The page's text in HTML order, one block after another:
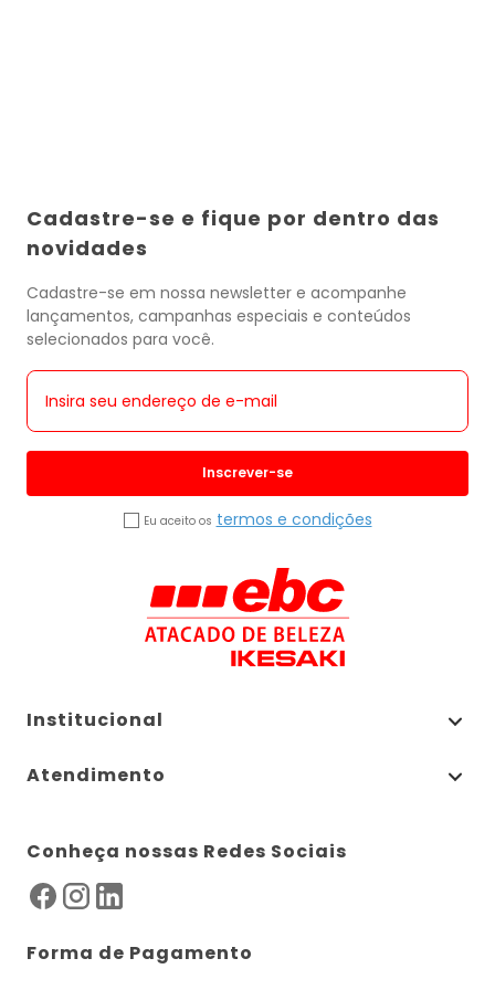
Cadastre-se e fique por dentro das
novidades
Cadastre-se em nossa newsletter e acompanhe
lançamentos, campanhas especiais e conteúdos
selecionados para você.
Inscrever-se
Eu aceito os termos e condições
Institucional
Atendimento
Conheça nossas Redes Sociais
Forma de Pagamento